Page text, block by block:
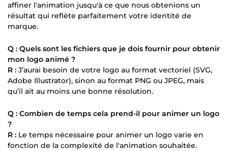
affiner l'animation jusqu'à ce que nous obtenions un
résultat qui reflète parfaitement votre identité de
marque.
Q : Quels sont les fichiers que je dois fournir pour obtenir
mon logo animé ?
R : J’aurai besoin de votre logo au format vectoriel (SVG,
Adobe Illustrator), sinon au format PNG ou JPEG, mais
qu’il ait au moins une bonne résolution.
Q : Combien de temps cela prend-il pour animer un logo
?
R : Le temps nécessaire pour animer un logo varie en
fonction de la complexité de l'animation souhaitée.